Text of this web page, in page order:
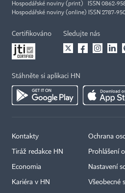
Hospodářské noviny (print) ISSN 0862-
Hospodářské noviny (online) ISSN 2787-
Certifikováno Sledujte nás
Stáhněte si aplikaci HN
Kontakty
Tiráž redakce HN
Economia
Kariéra v HN
Ochrana
Prohlášení
Nastavení
Všeobecné